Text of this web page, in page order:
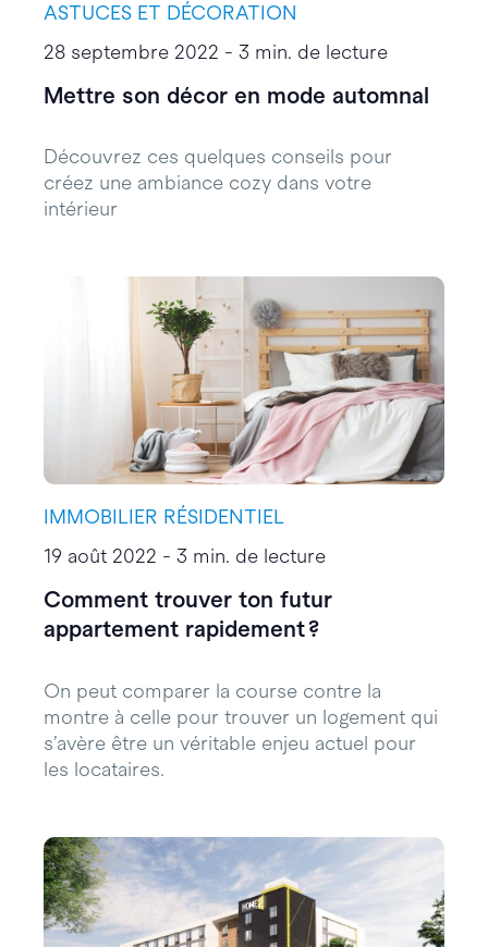
ASTUCES ET DÉCORATION
28 septembre 2022 - 3 min. de lecture
Mettre son décor en mode automnal
Découvrez ces quelques conseils pour
créez une ambiance cozy dans votre
intérieur
IMMOBILIER RÉSIDENTIEL
19 août 2022 - 3 min. de lecture
Comment trouver ton futur
appartement rapidement ?
On peut comparer la course contre la
montre à celle pour trouver un logement qui
s’avère être un véritable enjeu actuel pour
les locataires.